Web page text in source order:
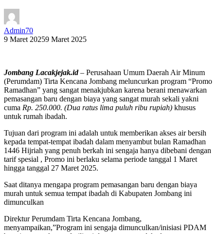
Admin70
9 Maret 20259 Maret 2025
Jombang Lacakjejak.id – Perusahaan Umum Daerah Air Minum
(Perumdam) Tirta Kencana Jombang meluncurkan program “Promo
Ramadhan” yang sangat menakjubkan karena berani menawarkan
pemasangan baru dengan biaya yang sangat murah sekali yakni
cuma Rp. 250.000. (Dua ratus lima puluh ribu rupiah) khusus
untuk rumah ibadah.
Tujuan dari program ini adalah untuk memberikan akses air bersih
kepada tempat-tempat ibadah dalam menyambut bulan Ramadhan
1446 Hijriah yang penuh berkah ini sengaja hanya dibebani dengan
tarif spesial , Promo ini berlaku selama periode tanggal 1 Maret
hingga tanggal 27 Maret 2025.
Saat ditanya mengapa program pemasangan baru dengan biaya
murah untuk semua tempat ibadah di Kabupaten Jombang ini
dimunculkan
Direktur Perumdam Tirta Kencana Jombang,
menyampaikan,”Program ini sengaja dimunculkan/inisiasi PDAM